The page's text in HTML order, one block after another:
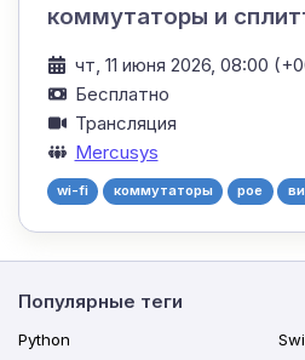
коммутаторы и
чт, 11 июня 2026, 08:00
Бесплатно
Трансляция
Mercusys
wi-fi коммутаторы poe
Популярные теги
Python